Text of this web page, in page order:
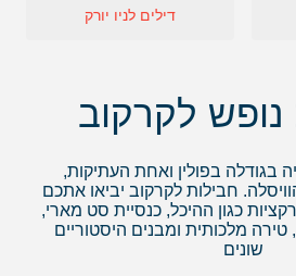
דילים לניו יורק
נופש לקרקוב
בגודלה בפולין ואחת העתיקות,
חבילות לקרקוב יביאו אתכם
כגון ההיכל, כנסיית סט מארי,
מלכותית ומבנים היסטוריים
שונים